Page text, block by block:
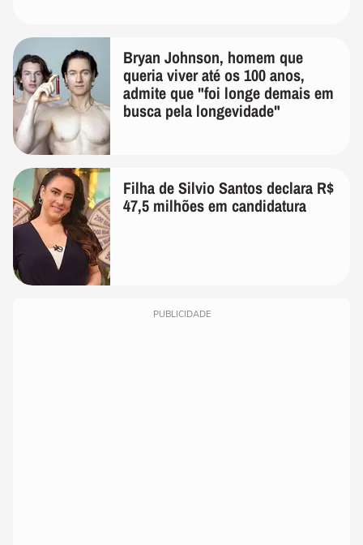
Bryan Johnson, homem que
queria viver até os 100 anos,
admite que "foi longe demais em
busca pela longevidade"
Filha de Silvio Santos declara R$
47,5 milhões em candidatura
PUBLICIDADE